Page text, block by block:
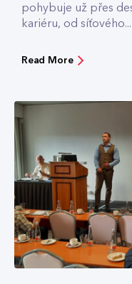
pohybuje už přes
kariéru, od síťového...
Read More